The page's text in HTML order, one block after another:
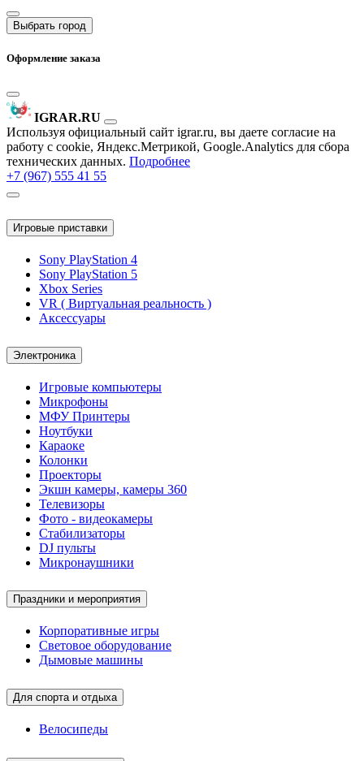
Выбрать город
Оформление заказа
IGRAR.RU
Используя официальный сайт igrar.ru, вы даете согласие на
работу с cookie, Яндекс.Метрикой, Google.Analytics для сбора
технических данных. Подробнее
+7 (967) 555 41 55
Игровые приставки
Sony PlayStation 4
Sony PlayStation 5
Xbox Series
VR ( Виртуальная реальность )
Аксессуары
Электроника
Игровые компьютеры
Микрофоны
МФУ Принтеры
Ноутбуки
Караоке
Колонки
Проекторы
Экшн камеры, камеры 360
Телевизоры
Фото - видеокамеры
Стабилизаторы
DJ пульты
Микронаушники
Праздники и мероприятия
Корпоративные игры
Световое оборудование
Дымовые машины
Для спорта и отдыха
Велосипеды